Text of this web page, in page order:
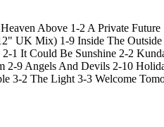
Above 1-2 A Private
UK Mix) 1-9 Inside The
1 It Could Be Sunshine 2-2
9 Angels And Devils 2-10
2 The Light 3-3 Welcome